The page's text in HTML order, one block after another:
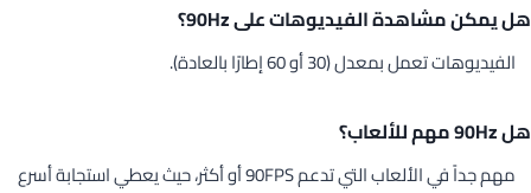
هل يمكن مشاهدة الفيديوهات على 90Hz؟
الفيديوهات تعمل بمعدل (30 أو 60 إطارًا بالعادة).
هل 90Hz مهم للألعاب؟
مهم جداً في الألعاب التي تدعم 90FPS أو أكثر، حيث يعطي استجابة أسرع